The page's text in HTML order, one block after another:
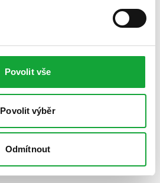
Povolit vše
Povolit výběr
Odmítnout